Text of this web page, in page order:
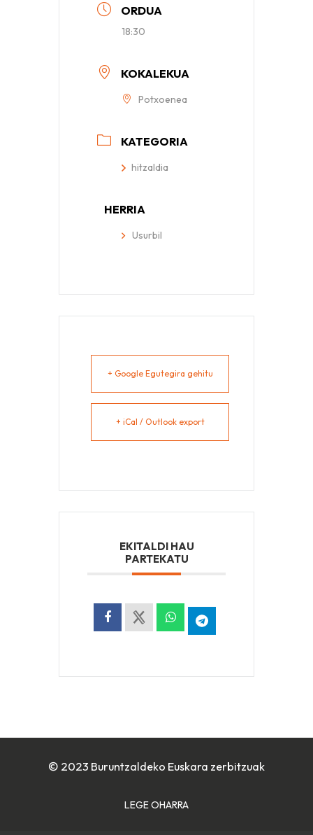
ORDUA
18:30
KOKALEKUA
Potxoenea
KATEGORIA
hitzaldia
HERRIA
Usurbil
+ Google Egutegira gehitu
+ iCal / Outlook export
EKITALDI HAU
PARTEKATU
© 2023 Buruntzaldeko Euskara zerbitzuak
LEGE OHARRA